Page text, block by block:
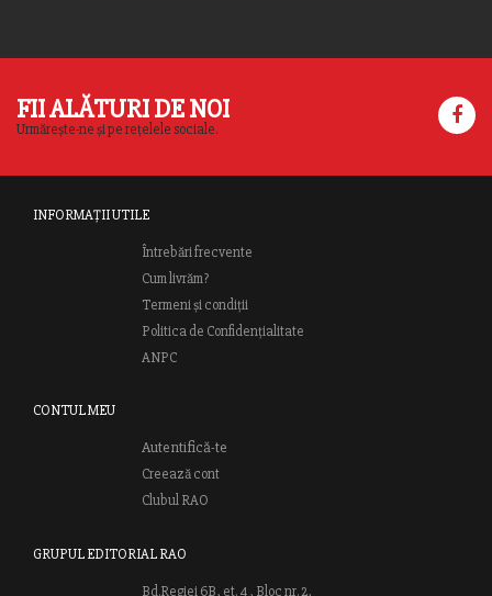
FII ALĂTURI DE NOI
Urmărește-ne și pe rețelele sociale.
INFORMAȚII UTILE
Întrebări frecvente
Cum livrăm?
Termeni și condiții
Politica de Confidențialitate
ANPC
CONTUL MEU
Autentifică-te
Creează cont
Clubul RAO
GRUPUL EDITORIAL RAO
Bd.Regiei 6B, et. 4 , Bloc nr. 2,